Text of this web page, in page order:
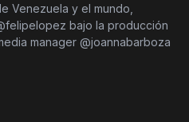
Venezuela y el mundo,
bajo la producción
manager @joannabarboza